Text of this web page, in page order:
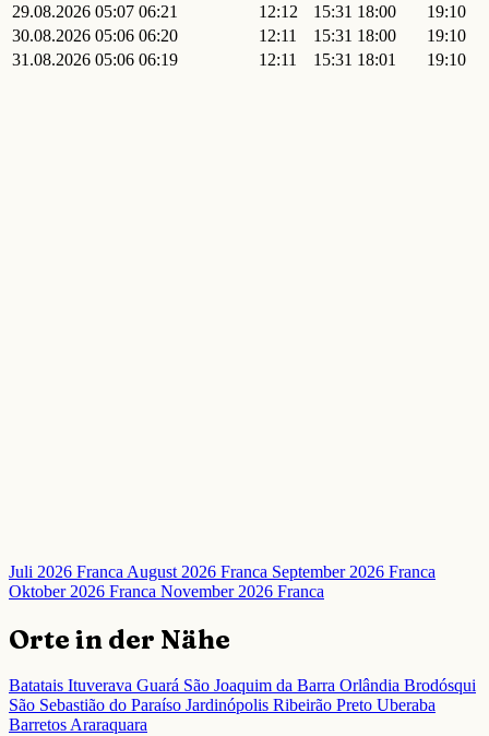
29.08.2026 05:07 06:21 12:12 15:31 18:00
19:10
30.08.2026 05:06 06:20 12:11 15:31 18:00
19:10
31.08.2026 05:06 06:19 12:11 15:31 18:01 19:10
Juli 2026 Franca August 2026 Franca September 2026 Franca
Oktober 2026 Franca November 2026 Franca
Orte in der Nähe
Batatais Ituverava Guará São Joaquim da Barra Orlândia Brodósqui
São Sebastião do Paraíso Jardinópolis Ribeirão Preto Uberaba
BarretosAraraquara